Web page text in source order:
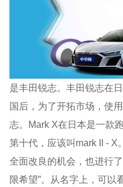
是丰田锐志。丰田锐志在
国后，为了开拓市场，使
志。Mark X在日本是一款
第十代，应该叫mark II - X
全面改良的机会，也进行
限希望”。从名字上，可以